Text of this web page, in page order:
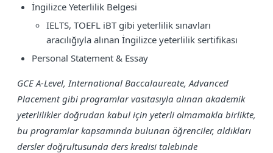
İngilizce Yeterlilik Belgesi
IELTS, TOEFL iBT gibi yeterlilik sınavları
aracılığıyla alınan İngilizce yeterlilik sertifikası
Personal Statement & Essay
GCE A-Level, International Baccalaureate, Advanced
Placement gibi programlar vasıtasıyla alınan akademik
yeterlilikler doğrudan kabul için yeterli olmamakla birlikte,
bu programlar kapsamında bulunan öğrenciler, aldıkları
dersler doğrultusunda ders kredisi talebinde